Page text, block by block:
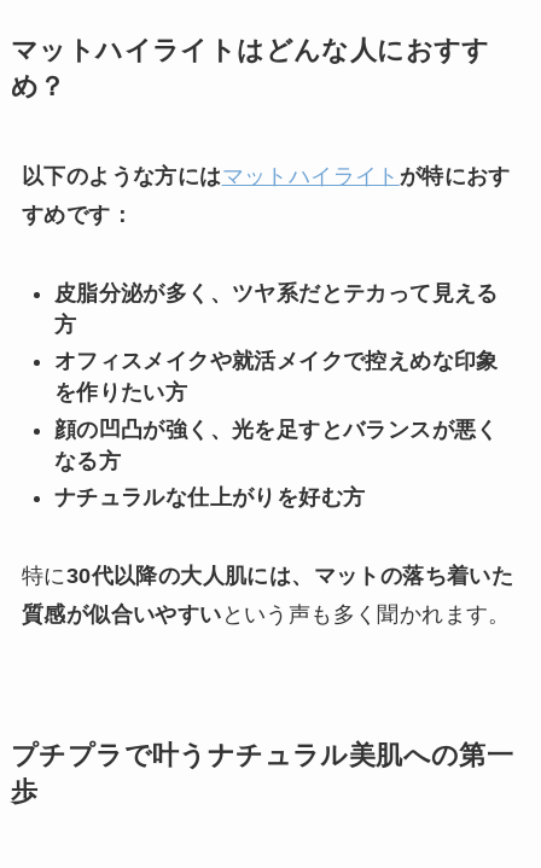
マットハイライトはどんな人におすす
め？
以下のような方にはマットハイライト が特におす
すめです：
皮脂分泌が多く、ツヤ系だとテカって見える
方
オフィスメイクや就活メイクで控えめな印象
を作りたい方
顔の凹凸が強く、光を足すとバランスが悪く
なる方
ナチュラルな仕上がりを好む方
特に30代以降の大人肌には、マットの落ち着いた
質感が似合いやすい という声も多く聞かれます。
プチプラで叶うナチュラル美肌への第一
歩